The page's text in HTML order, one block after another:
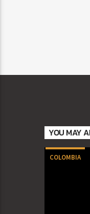
YOU MAY
COLOMBIA